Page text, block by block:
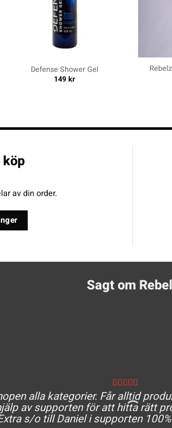
Defense Shower Gel
149kr
av din order.
Sagt om
alla kategorier. Får alltid
av supporten för att hitta rätt
s/o till Daniel i supporten